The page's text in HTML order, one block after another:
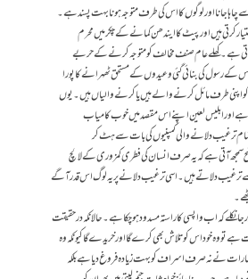
لوگوں کااس کی طرف متوجہ ہونابہت پسندہے۔
ہیں اور پیٹ کاایندھن کمانے کے چکرمیں محرم
جاتی ہے۔ کھلے عام صنف مخالف کومتوجہ کرنے کے حربے
کے رسول کی بنائی گئی وعیدوں کے مستحق ٹھہرانے کاپورا
کواپنی طرف مائل کرنے والے ہیں یا کرنے والیاں ہیں۔یوں
ہے اور ابلیس لعین اپنے اس مقصدمیں خوب کامیاب
ترغیب دلانے والی کمپنیوں کی بات سے ہٹ کر
آتی ہے کہ یہ صرف انسان کی فطری کمزوری کے لالچ
ترغیب دلاتے ہیں۔اسی ترغیب دلانے پریہ لوگ اس قدرآگے
کہ اب واپسی کاراستہ مسدود ہوچکاہے۔حالانکہ درحقیقت
ہے تووہ خود اس کوتلاش بھی کرے گا اور خریدے گا کیونکہ وہ
نے نہ صرف اسراف کو بہت زیادہ فروغ دیاہے بلکہ